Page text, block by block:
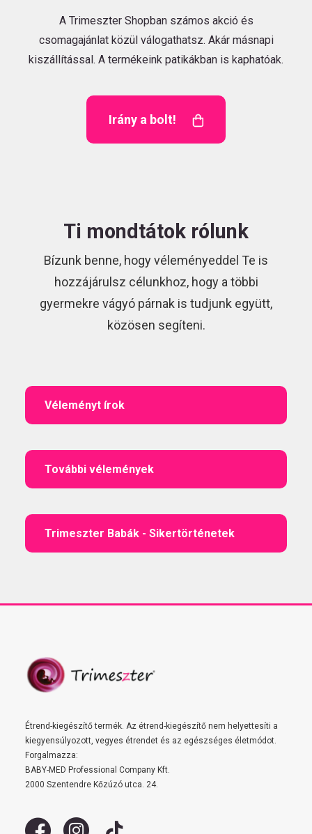
A Trimeszter Shopban számos akció és
csomagajánlat közül válogathatsz. Akár másnapi
kiszállítással. A termékeink patikákban is kaphatóak.
Irány a bolt!
Ti mondtátok rólunk
Bízunk benne, hogy véleményeddel Te is
hozzájárulsz célunkhoz, hogy a többi
gyermekre vágyó párnak is tudjunk együtt,
közösen segíteni.
Véleményt írok
További vélemények
Trimeszter Babák - Sikertörténetek
Étrend-kiegészítő termék. Az étrend-kiegészítő nem helyettesíti a
kiegyensúlyozott, vegyes étrendet és az egészséges életmódot.
Forgalmazza:
BABY-MED Professional Company Kft.
2000 Szentendre Kőzúzó utca. 24.